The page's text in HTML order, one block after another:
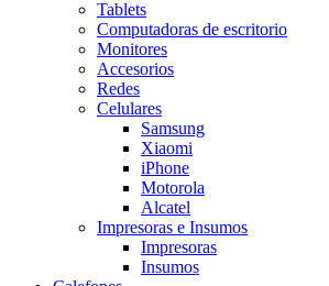
Tablets
Computadoras de escritorio
Monitores
Accesorios
Redes
Celulares
Samsung
Xiaomi
iPhone
Motorola
Alcatel
Impresoras e Insumos
Impresoras
Insumos